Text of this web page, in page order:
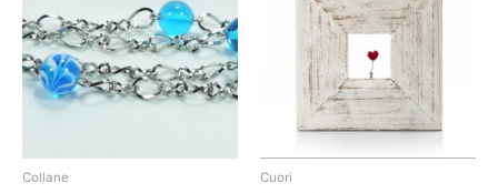
Collane Cuori